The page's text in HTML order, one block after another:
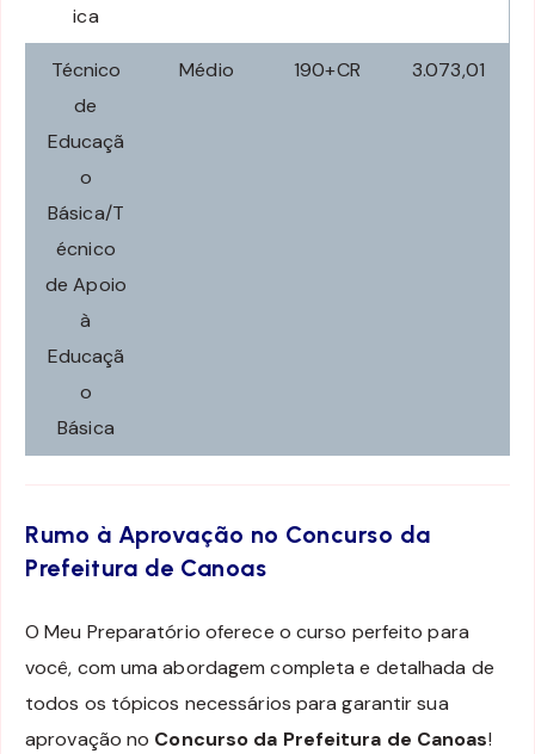
ica
Técnico
de
Educaçã
o
Básica/T
écnico
de Apoio
à
Educaçã
o
Básica
Médio 190+CR 3.073,01
Rumo à Aprovação no Concurso da
Prefeitura de Canoas
O Meu Preparatório oferece o curso perfeito para
você, com uma abordagem completa e detalhada de
todos os tópicos necessários para garantir sua
aprovação no Concurso da Prefeitura de Canoas!